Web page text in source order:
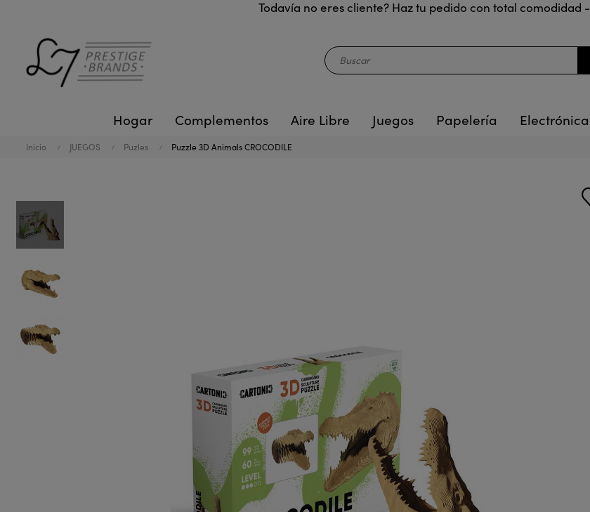
Todavía no eres cliente? Haz tu pedido con total comodidad -
Hogar Complementos Aire Libre Juegos Papelería Electrónica
Inicio JUEGOS Puzles Puzzle 3D Animals CROCODILE